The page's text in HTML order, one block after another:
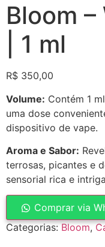
Bloom
| 1 ml
R$ 350,00
Volume: Contém 1
uma dose
dispositivo de vape.
Aroma e Sabor:
terrosas, picantes e
sensorial rica e
Comprar via
Categorias: Bloom,